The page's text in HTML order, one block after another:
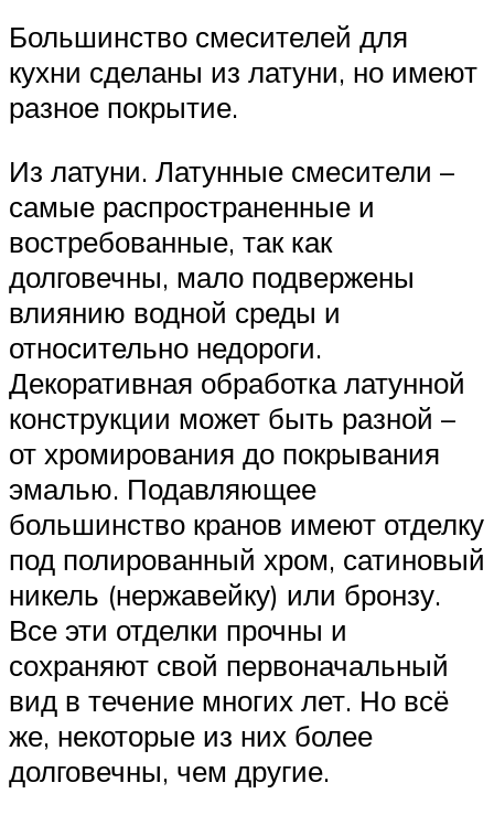
Большинство смесителей для
кухни сделаны из латуни, но имеют
разное покрытие.
Из латуни. Латунные смесители –
самые распространенные и
востребованные, так как
долговечны, мало подвержены
влиянию водной среды и
относительно недороги.
Декоративная обработка латунной
конструкции может быть разной –
от хромирования до покрывания
эмалью. Подавляющее
большинство кранов имеют отделку
под полированный хром, сатиновый
никель (нержавейку) или бронзу.
Все эти отделки прочны и
сохраняют свой первоначальный
вид в течение многих лет. Но всё
же, некоторые из них более
долговечны, чем другие.